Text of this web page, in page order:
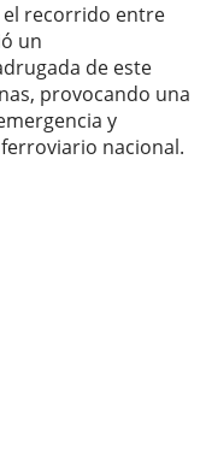
el recorrido entre
un
de este
provocando una
y
nacional.